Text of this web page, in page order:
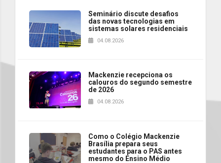
Seminário discute desafios
das novas tecnologias em
sistemas solares residenciais
04.08.2026
Mackenzie recepciona os
calouros do segundo semestre
de 2026
04.08.2026
Como o Colégio Mackenzie
Brasília prepara seus
estudantes para o PAS antes
mesmo do Ensino Médio